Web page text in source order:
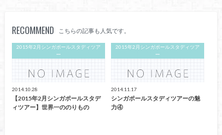
RECOMMEND こちらの記事も人気です。
2015年2月シンガポールスタディツア
ー
2014.10.28
【2015年2月シンガポールスタデ
ィツアー】世界一ののりもの
2015年2月シンガポールスタディツア
ー
2014.11.17
シンガポールスタディツアーの魅
力④